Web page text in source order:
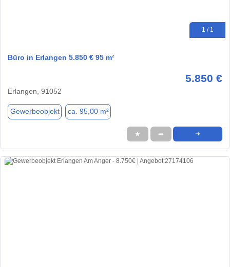
1 / 1
Büro in Erlangen 5.850 € 95 m²
5.850 €
Erlangen, 91052
Gewerbeobjekt ca. 95,00 m²
★ ➦ ➜